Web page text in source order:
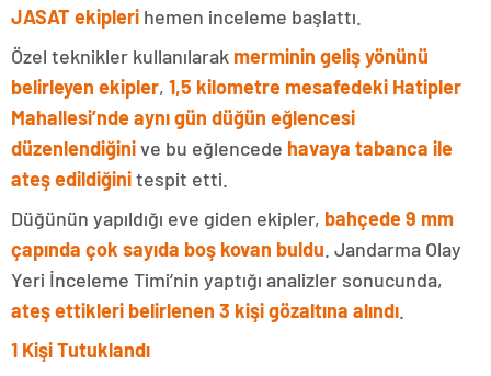
JASAT ekipleri hemen inceleme başlattı.
Özel teknikler kullanılarak merminin geliş yönünü
belirleyen ekipler, 1,5 kilometre mesafedeki Hatipler
Mahallesi’nde aynı gün düğün eğlencesi
düzenlendiğinive bu eğlencede havaya tabanca ile
ateş edildiğinitespit etti.
Düğünün yapıldığı eve giden ekipler, bahçede 9 mm
çapında çok sayıda boş kovan buldu . Jandarma Olay
Yeri İnceleme Timi’nin yaptığı analizler sonucunda,
ateş ettikleri belirlenen 3 kişi gözaltına alındı
1 Kişi Tutuklandı